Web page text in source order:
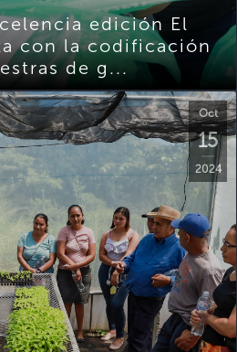
edición El
con la codificación
de g...
Oct
15
2024